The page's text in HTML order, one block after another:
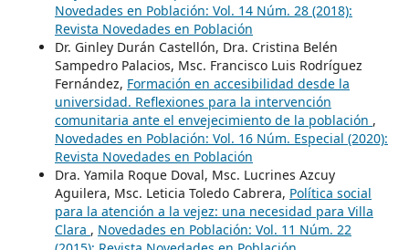
Novedades en Población: Vol. 14 Núm. 28 (2018):
Revista Novedades en Población
Dr. Ginley Durán Castellón, Dra. Cristina Belén
Sampedro Palacios, Msc. Francisco Luis Rodríguez
Fernández, Formación en accesibilidad desde la
universidad. Reflexiones para la intervención
comunitaria ante el envejecimiento de la población ,
Novedades en Población: Vol. 16 Núm. Especial (2020):
Revista Novedades en Población
Dra. Yamila Roque Doval, Msc. Lucrines Azcuy
Aguilera, Msc. Leticia Toledo Cabrera, Política social
para la atención a la vejez: una necesidad para Villa
Clara , Novedades en Población: Vol. 11 Núm. 22